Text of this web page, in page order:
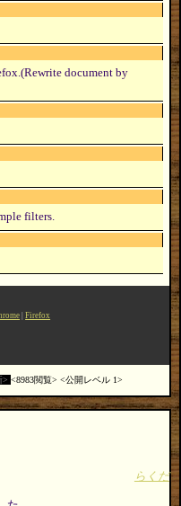
document by
filters.
Firefox
8983閲覧 公開レベル 1
らくだ